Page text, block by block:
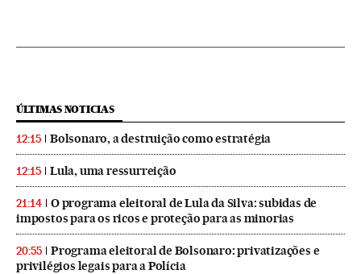
ÚLTIMAS NOTICIAS
12:15 Bolsonaro, a destruição como estratégia
12:15 Lula, uma ressurreição
21:14
O programa eleitoral de Lula da Silva: subidas de
impostos para os ricos e proteção para as minorias
20:55
Programa eleitoral de Bolsonaro: privatizações e
privilégios legais para a Polícia